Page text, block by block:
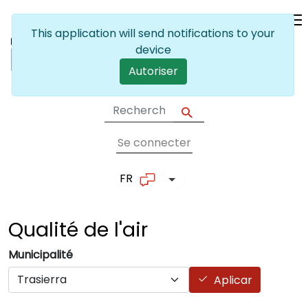
User account
Se connecter
FR List additional actions
Qualité de l'air
Municipalité
Aplicar
This application will send notifications to your
device
Autoriser